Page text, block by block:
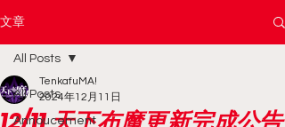
文章
All Posts
Annoucement
All Posts
TenkafuMA!
2024年12月11日